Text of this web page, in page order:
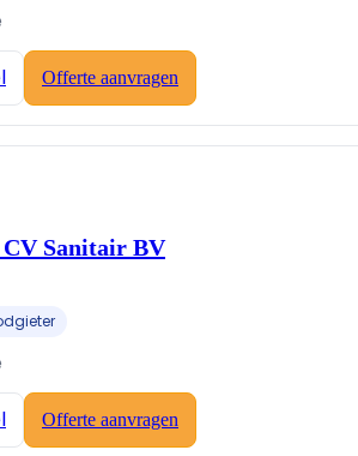
Offerte aanvragen
Sanitair BV
Offerte aanvragen